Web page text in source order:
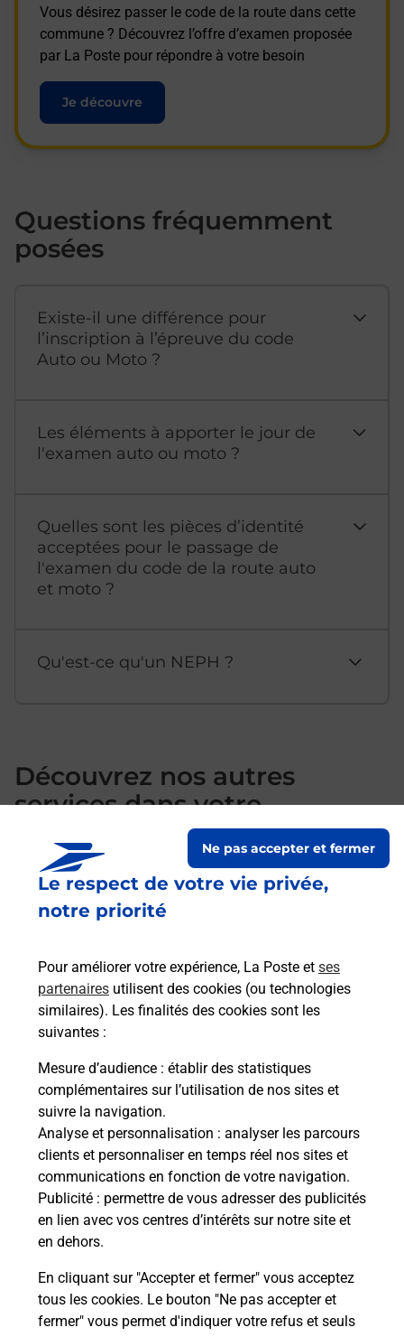
Le respect de votre vie privée,
notre priorité
Pour améliorer votre expérience, La Poste et ses
partenaires utilisent des cookies (ou technologies
similaires). Les finalités des cookies sont les
suivantes :
Mesure d’audience : établir des statistiques
complémentaires sur l’utilisation de nos sites et
suivre la navigation.
Analyse et personnalisation : analyser les parcours
clients et personnaliser en temps réel nos sites et
communications en fonction de votre navigation.
Publicité : permettre de vous adresser des publicités
en lien avec vos centres d’intérêts sur notre site et
en dehors.
En cliquant sur "Accepter et fermer" vous acceptez
tous les cookies. Le bouton "Ne pas accepter et
fermer" vous permet d'indiquer votre refus et seuls
Ne pas accepter et fermer
Vous désirez passer le code de la route dans cette
commune ? Découvrez l’offre d’examen proposée
par La Poste pour répondre à votre besoin
Je découvre
Questions fréquemment
posées
Existe-il une différence pour
l’inscription à l’épreuve du code
Auto ou Moto ?
Les éléments à apporter le jour de
l'examen auto ou moto ?
Quelles sont les pièces d’identité
acceptées pour le passage de
l'examen du code de la route auto
et moto ?
Qu'est-ce qu'un NEPH ?
Découvrez nos autres
services dans votre
commune St Cere
Souscrire à la téléassistance
Vous cherchez une téléassistance, téléalarme dans
la commune St Cere ?
Découvrez nos offres.
En savoir plus
Localiser Liste
Liste - examen code de la route